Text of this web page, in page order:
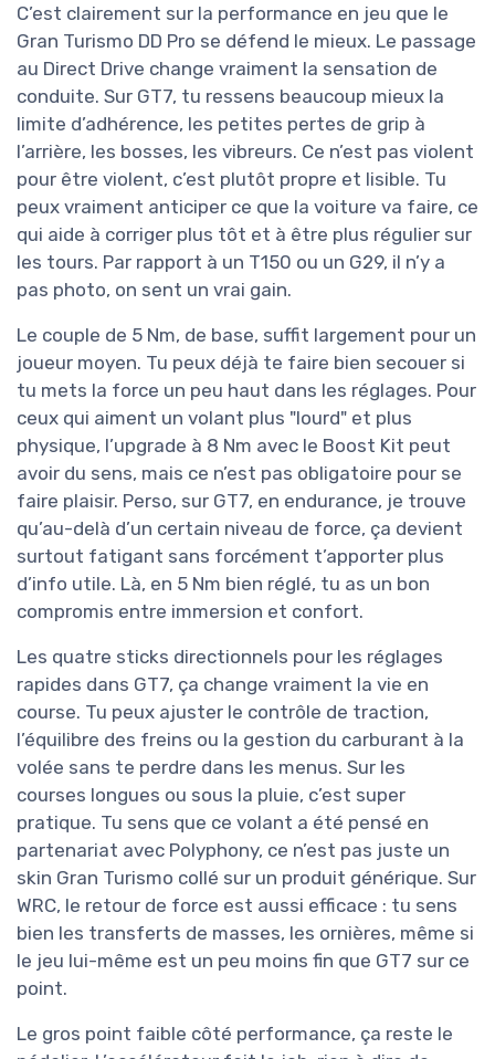
C’est clairement sur la performance en jeu que le
Gran Turismo DD Pro se défend le mieux. Le passage
au Direct Drive change vraiment la sensation de
conduite. Sur GT7, tu ressens beaucoup mieux la
limite d’adhérence, les petites pertes de grip à
l’arrière, les bosses, les vibreurs. Ce n’est pas violent
pour être violent, c’est plutôt propre et lisible. Tu
peux vraiment anticiper ce que la voiture va faire, ce
qui aide à corriger plus tôt et à être plus régulier sur
les tours. Par rapport à un T150 ou un G29, il n’y a
pas photo, on sent un vrai gain.
Le couple de 5 Nm, de base, suffit largement pour un
joueur moyen. Tu peux déjà te faire bien secouer si
tu mets la force un peu haut dans les réglages. Pour
ceux qui aiment un volant plus "lourd" et plus
physique, l’upgrade à 8 Nm avec le Boost Kit peut
avoir du sens, mais ce n’est pas obligatoire pour se
faire plaisir. Perso, sur GT7, en endurance, je trouve
qu’au-delà d’un certain niveau de force, ça devient
surtout fatigant sans forcément t’apporter plus
d’info utile. Là, en 5 Nm bien réglé, tu as un bon
compromis entre immersion et confort.
Les quatre sticks directionnels pour les réglages
rapides dans GT7, ça change vraiment la vie en
course. Tu peux ajuster le contrôle de traction,
l’équilibre des freins ou la gestion du carburant à la
volée sans te perdre dans les menus. Sur les
courses longues ou sous la pluie, c’est super
pratique. Tu sens que ce volant a été pensé en
partenariat avec Polyphony, ce n’est pas juste un
skin Gran Turismo collé sur un produit générique. Sur
WRC, le retour de force est aussi efficace : tu sens
bien les transferts de masses, les ornières, même si
le jeu lui-même est un peu moins fin que GT7 sur ce
point.
Le gros point faible côté performance, ça reste le